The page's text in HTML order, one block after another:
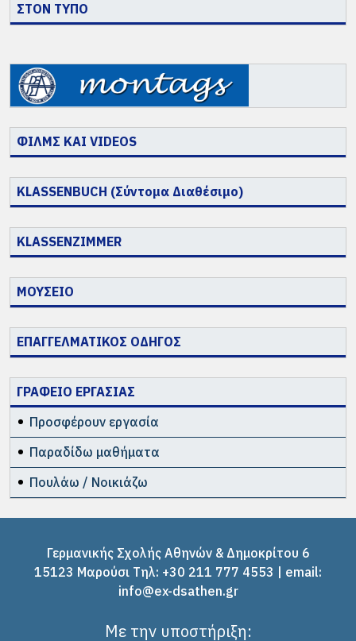
ΣΤΟΝ ΤΥΠΟ
ΦΙΛΜΣ ΚΑΙ VIDEOS
KLASSENBUCH (Σύντομα Διαθέσιμο)
KLASSENZIMMER
ΜΟΥΣΕΙΟ
ΕΠΑΓΓΕΛΜΑΤΙΚΟΣ ΟΔΗΓΟΣ
ΓΡΑΦΕΙΟ ΕΡΓΑΣΙΑΣ
Προσφέρουν εργασία
Παραδίδω μαθήματα
Πουλάω / Νοικιάζω
Γερμανικής Σχολής Αθηνών & Δημοκρίτου 6
15123 Μαρούσι Tηλ: +30 211 777 4553 | email:
info@ex-dsathen.gr
Με την υποστήριξη: